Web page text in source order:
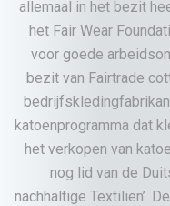
allemaal in het bezit
het Fair Wear
voor goede
bezit van Fairtrade
katoenprogramma dat
het verkopen van
nog lid van de
nachhaltige Textilien’.